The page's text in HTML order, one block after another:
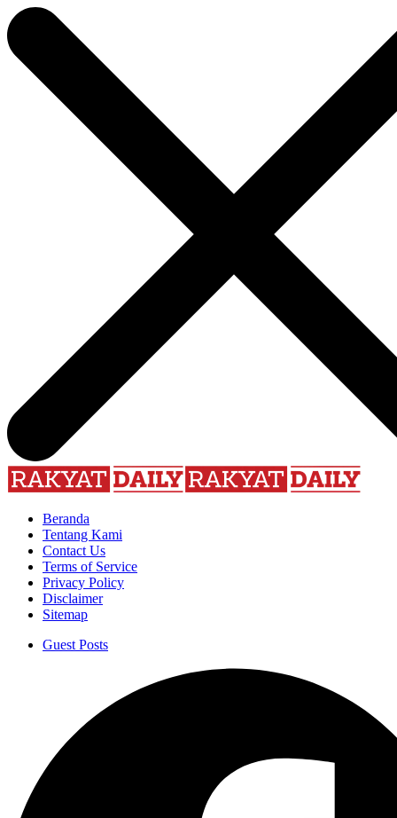
Beranda
Tentang Kami
Contact Us
Terms of Service
Privacy Policy
Disclaimer
Sitemap
Guest Posts